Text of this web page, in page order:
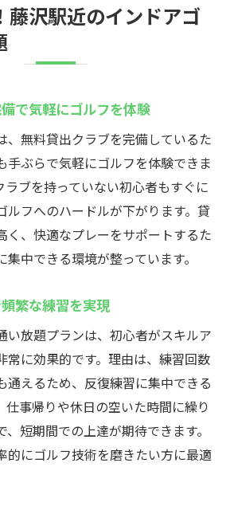
藤沢駅近のインドアゴ
で気軽にゴルフを体験
、無料貸出クラブを完備しているた
手ぶらで気軽にゴルフを体験できま
ラブを持っていない初心者もすぐに
ルフへのハードルが下がります。貸
く、快適なプレーをサポートするた
中できる環境が整っています。
繁な練習を実現
い放題プランは、初心者がスキルア
常に効果的です。理由は、練習回数
通えるため、反復練習に集中できる
仕事帰りや休日の空いた時間に繰り
短期間での上達が期待できます。
的にゴルフ技術を磨きたい方に最適